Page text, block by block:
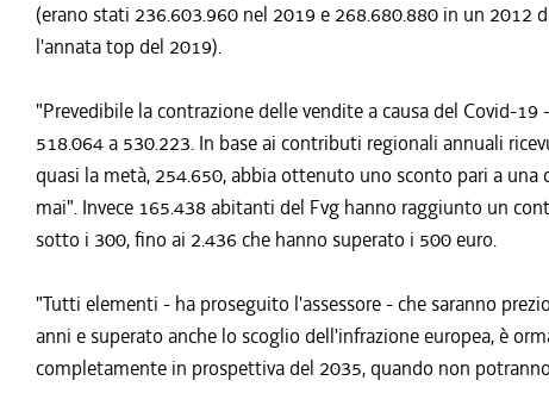
(erano stati 236.603.960 nel 2019 e 268.680.880 in un 2012
l'annata top del 2019).
"Prevedibile la contrazione delle vendite a causa del Covid-
518.064 a 530.223. In base ai contributi regionali annuali
quasi la metà, 254.650, abbia ottenuto uno sconto pari a
mai". Invece 165.438 abitanti del Fvg hanno raggiunto un
sotto i 300, fino ai 2.436 che hanno superato i 500 euro.
"Tutti elementi - ha proseguito l'assessore - che saranno
anni e superato anche lo scoglio dell'infrazione europea, è
completamente in prospettiva del 2035, quando non